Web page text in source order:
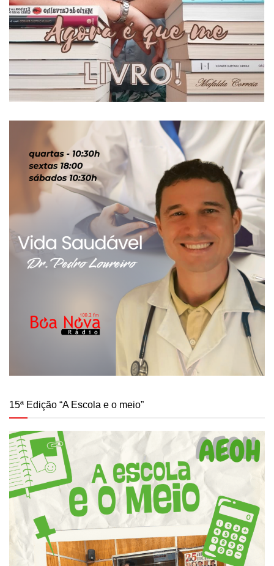
15ª Edição “A Escola e o meio”